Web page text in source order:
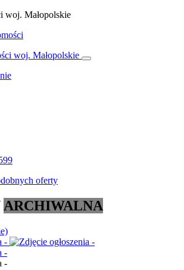
woj. Małopolskie
oferty
ARCHIWALNA